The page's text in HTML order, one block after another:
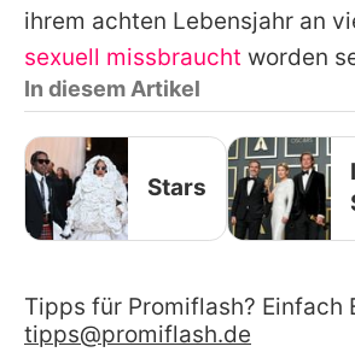
ihrem achten Lebensjahr an
sexuell missbraucht worden
In diesem Artikel
Stars
Tipps für Promiflash? Einfach
tipps@promiflash.de